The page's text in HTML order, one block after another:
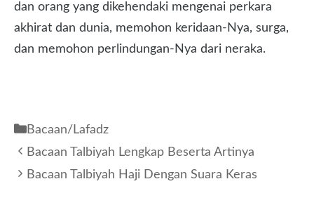
dan orang yang dikehendaki mengenai perkara
akhirat dan dunia, memohon keridaan-Nya, surga,
dan memohon perlindungan-Nya dari neraka.
Kategori
Bacaan/Lafadz
Bacaan Talbiyah Lengkap Beserta Artinya
Bacaan Talbiyah Haji Dengan Suara Keras